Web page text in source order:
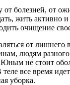
болезней, от
жить активно и
очищение
от лишнего
людям разного
не стоит
все время
уборка.